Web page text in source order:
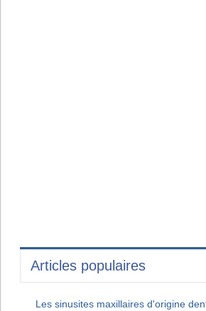
Articles populaires
Les sinusites maxillaires d'origine